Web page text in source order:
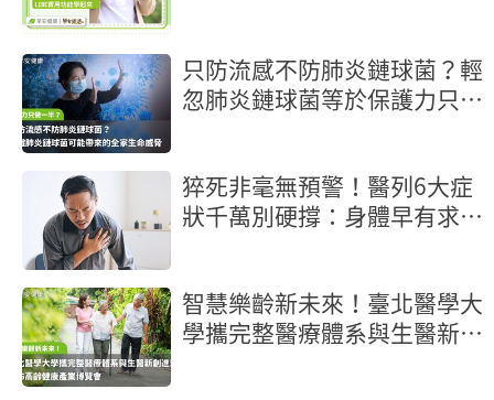
只防流感不防肺炎鏈球菌？輕
忽肺炎鏈球菌等於保護力只做
猝死非毫無預警！醫列6大症
狀千萬別硬撐：身體早有求救
智慧樂齡新未來！臺北醫學大
學攜完整醫療體系與生醫新創